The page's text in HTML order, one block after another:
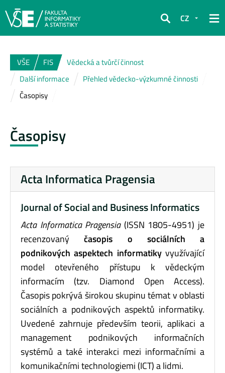
Hledat
CZ
VŠE FIS
Vědecká a tvůrčí činnost
Další informace
Přehled vědecko-výzkumné činnosti
Časopisy
Časopisy
Acta Informatica Pragensia
Journal of Social and Business Informatics
Acta Informatica Pragensia(ISSN 1805-4951) je
recenzovanýčasopis o sociálních a
podnikových aspektech informatikyvyužívající
model otevřeného přístupu k vědeckým
informacím (tzv. Diamond Open Access).
Časopis pokrývá širokou skupinu témat v oblasti
sociálních a podnikových aspektů informatiky.
Uvedené zahrnuje především teorii, aplikaci a
management podnikových informačních
systémů a také interakci mezi informačními a
komunikačními technologiemi (ICT) a lidmi.